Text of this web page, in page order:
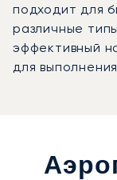
подходит для
различные
эффективный
для